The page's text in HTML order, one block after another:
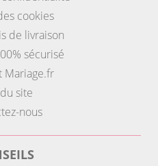
cookies
de livraison
sécurisé
Mariage.fr
site
nous